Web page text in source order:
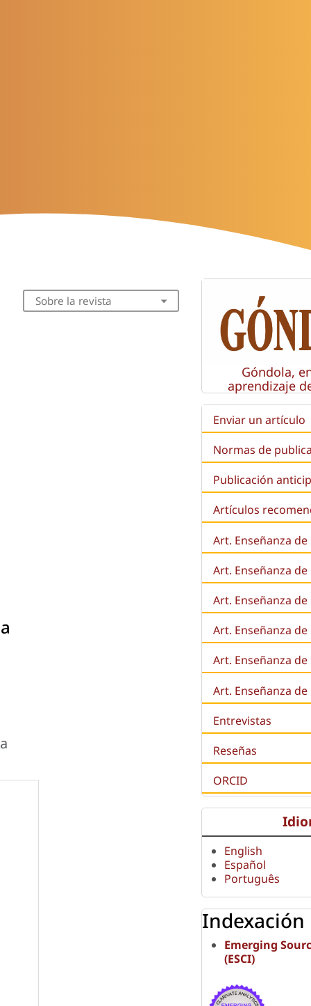
Sobre la revista
Góndola,
aprendizaje
Enviar un artículo
Normas de
Publicación
Artículos
Art. Enseñanza
Art. Enseñanza
Art. Enseñanza de
Art. Enseñanza de
Art. Enseñanza
Art. Enseñanza
Entrevistas
Reseñas
ORCID
English
Español
Português
Indexación
Emerging
(ESCI)